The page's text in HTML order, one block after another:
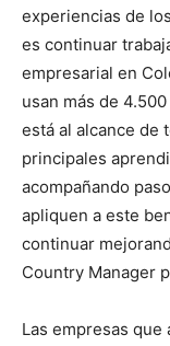
experiencias de
es continuar
empresarial en
usan más de
está al alcance de
principales
acompañando
apliquen a este
continuar
Country Manager
Las empresas